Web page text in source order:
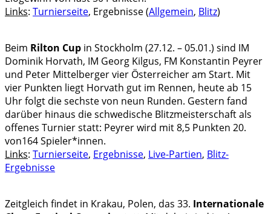
Links: Turnierseite, Ergebnisse (Allgemein, Blitz)
Beim Rilton Cup in Stockholm (27.12. – 05.01.) sind IM
Dominik Horvath, IM Georg Kilgus, FM Konstantin Peyrer
und Peter Mittelberger vier Österreicher am Start. Mit
vier Punkten liegt Horvath gut im Rennen, heute ab 15
Uhr folgt die sechste von neun Runden. Gestern fand
darüber hinaus die schwedische Blitzmeisterschaft als
offenes Turnier statt: Peyrer wird mit 8,5 Punkten 20.
von164 Spieler*innen.
Links: Turnierseite, Ergebnisse, Live-Partien, Blitz-
Ergebnisse
Zeitgleich findet in Krakau, Polen, das 33. Internationale